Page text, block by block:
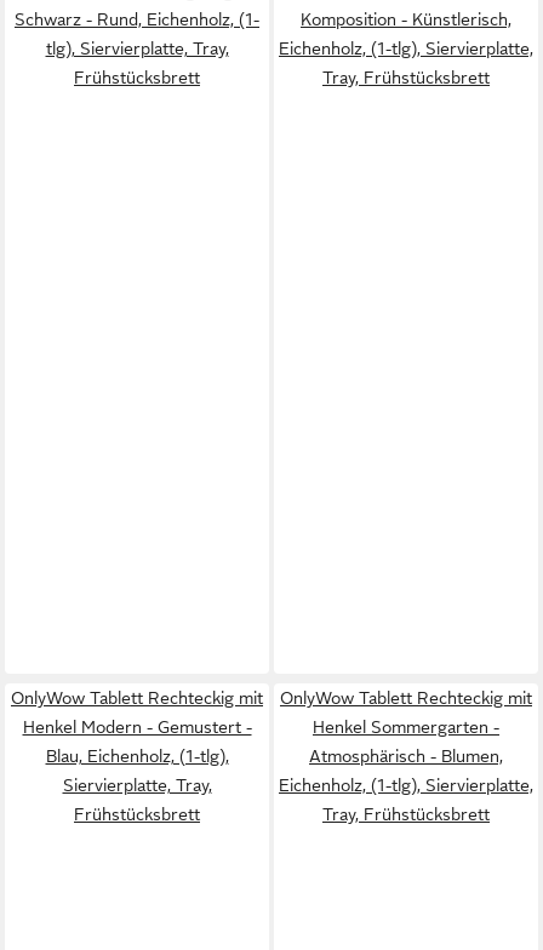
Schwarz - Rund, Eichenholz, (1-
tlg), Siervierplatte, Tray,
Frühstücksbrett
Komposition - Künstlerisch,
Eichenholz, (1-tlg), Siervierplatte,
Tray, Frühstücksbrett
OnlyWow Tablett Rechteckig mit
Henkel Modern - Gemustert -
Blau, Eichenholz, (1-tlg),
Siervierplatte, Tray,
Frühstücksbrett
OnlyWow Tablett Rechteckig mit
Henkel Sommergarten -
Atmosphärisch - Blumen,
Eichenholz, (1-tlg), Siervierplatte,
Tray, Frühstücksbrett